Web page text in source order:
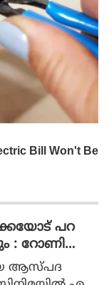
പറ
: റോണി
ആസ്പദ